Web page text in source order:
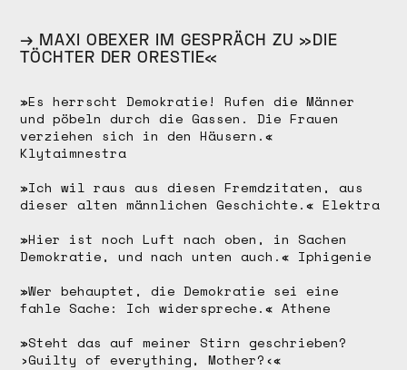
→ MAXI OBEXER IM GESPRÄCH ZU »DIE
TÖCHTER DER ORESTIE«
»Es herrscht Demokratie! Rufen die Männer
und pöbeln durch die Gassen. Die Frauen
verziehen sich in den Häusern.«
Klytaimnestra
»Ich wil raus aus diesen Fremdzitaten, aus
dieser alten männlichen Geschichte.« Elektra
»Hier ist noch Luft nach oben, in Sachen
Demokratie, und nach unten auch.« Iphigenie
»Wer behauptet, die Demokratie sei eine
fahle Sache: Ich widerspreche.« Athene
»Steht das auf meiner Stirn geschrieben?
›Guilty of everything, Mother?‹«